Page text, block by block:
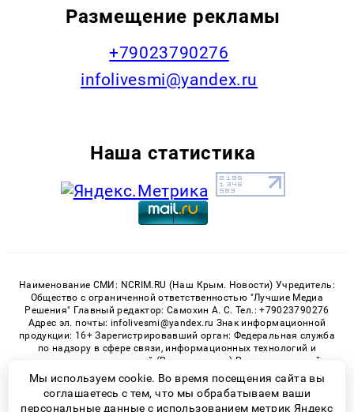
Размещение рекламы
+79023790276
infolivesmi@yandex.ru
Наша статистика
Наименование СМИ: NCRIM.RU (Наш Крым. Новости) Учредитель:
Общество с ограниченной ответственностью "Лучшие Медиа
Решения" Главный редактор: Самохин А. С. Тел.: +79023790276
Адрес эл. почты: infolivesmi@yandex.ru Знак информационной
продукции: 16+ Зарегистрировавший орган: Федеральная служба
по надзору в сфере связи, информационных технологий и
массовых коммуникаций (Роскомнадзор) Регистрационный
номер СМИ ЭЛ № ФС 77 - 81150 от 02.06.2021
Мы используем cookie. Во время посещения сайта вы
соглашаетесь с тем, что мы обрабатываем ваши
персональные данные с использованием метрик Яндекс